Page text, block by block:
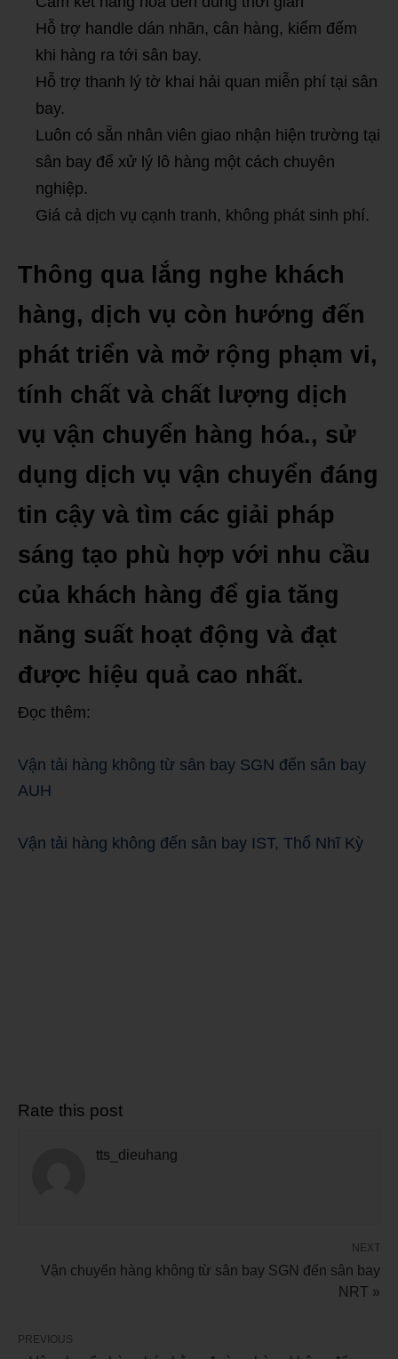
Hỗ trợ handle dán nhãn, cân hàng, kiểm đếm
khi hàng ra tới sân bay.
Hỗ trợ thanh lý tờ khai hải quan miễn phí tại sân
bay.
Luôn có sẵn nhân viên giao nhận hiện trường tại
sân bay để xử lý lô hàng một cách chuyên
nghiệp.
Giá cả dịch vụ cạnh tranh, không phát sinh phí.
Thông qua lắng nghe khách
hàng, dịch vụ còn hướng đến
phát triển và mở rộng phạm vi,
tính chất và chất lượng dịch
vụ vận chuyển hàng hóa., sử
dụng dịch vụ vận chuyển đáng
tin cậy và tìm các giải pháp
sáng tạo phù hợp với nhu cầu
của khách hàng để gia tăng
năng suất hoạt động và đạt
được hiệu quả cao nhất.
Đọc thêm:
Vận tải hàng không từ sân bay SGN đến sân bay
AUH
Vận tải hàng không đến sân bay IST, Thổ Nhĩ Kỳ
Rate this post
tts_dieuhang
NEXT
Vận chuyển hàng không từ sân bay SGN đến sân bay
NRT »
PREVIOUS